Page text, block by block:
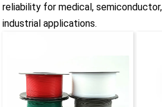
reliability for medical,
industrial applications.